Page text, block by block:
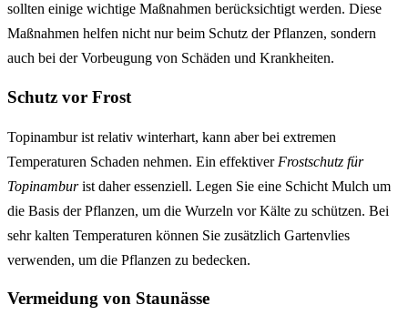
sollten einige wichtige Maßnahmen berücksichtigt werden. Diese
Maßnahmen helfen nicht nur beim Schutz der Pflanzen, sondern
auch bei der Vorbeugung von Schäden und Krankheiten.
Schutz vor Frost
Topinambur ist relativ winterhart, kann aber bei extremen
Temperaturen Schaden nehmen. Ein effektiver Frostschutz für
Topinamburist daher essenziell. Legen Sie eine Schicht Mulch um
die Basis der Pflanzen, um die Wurzeln vor Kälte zu schützen. Bei
sehr kalten Temperaturen können Sie zusätzlich Gartenvlies
verwenden, um die Pflanzen zu bedecken.
Vermeidung von Staunässe